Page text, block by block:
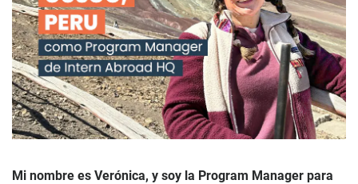
Mi nombre es Verónica, y soy la Program Manager para